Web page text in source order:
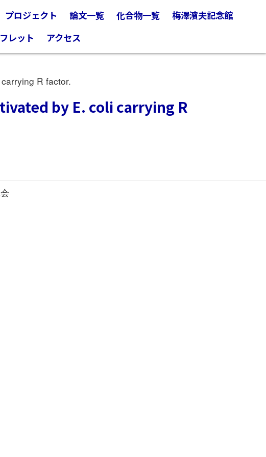
プロジェクト 論文一覧 化合物一覧
梅澤濱夫記念館
レット
アクセス
R factor.
by E. coli carrying R